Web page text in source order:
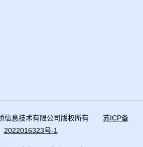
信息技术有限公司版权所有 苏ICP备
2022016323号-1